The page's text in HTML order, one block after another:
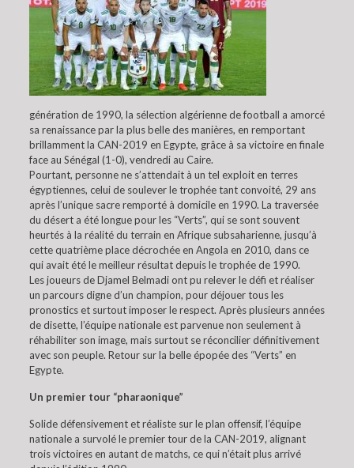
génération de 1990, la sélection algérienne de football a amorcé
sa renaissance par la plus belle des manières, en remportant
brillamment la CAN-2019 en Egypte, grâce à sa victoire en finale
face au Sénégal (1-0), vendredi au Caire.
Pourtant, personne ne s’attendait à un tel exploit en terres
égyptiennes, celui de soulever le trophée tant convoité, 29 ans
après l’unique sacre remporté à domicile en 1990. La traversée
du désert a été longue pour les “Verts”, qui se sont souvent
heurtés à la réalité du terrain en Afrique subsaharienne, jusqu’à
cette quatrième place décrochée en Angola en 2010, dans ce
qui avait été le meilleur résultat depuis le trophée de 1990.
Les joueurs de Djamel Belmadi ont pu relever le défi et réaliser
un parcours digne d’un champion, pour déjouer tous les
pronostics et surtout imposer le respect. Après plusieurs années
de disette, l’équipe nationale est parvenue non seulement à
réhabiliter son image, mais surtout se réconcilier définitivement
avec son peuple. Retour sur la belle épopée des “Verts” en
Egypte.
Un premier tour “pharaonique”
Solide défensivement et réaliste sur le plan offensif, l’équipe
nationale a survolé le premier tour de la CAN-2019, alignant
trois victoires en autant de matchs, ce qui n’était plus arrivé